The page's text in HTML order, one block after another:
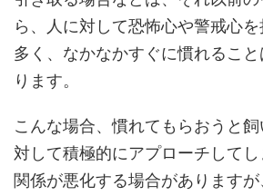
ら、人に対して恐怖心や警戒心
多く、なかなかすぐに慣れるこ
ります。
こんな場合、慣れてもらおうと
対して積極的にアプローチして
関係が悪化する場合があります